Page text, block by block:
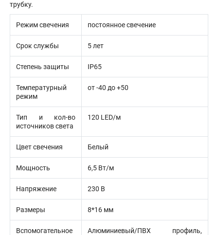
трубку.
Режим свечения постоянное свечение
Срок службы 5 лет
Степень защиты IP65
Температурный
режим
от -40 до +50
Тип и кол-во
источников света
120 LED/м
Цвет свечения Белый
Мощность 6,5 Вт/м
Напряжение 230 В
Размеры 8*16 мм
Вспомогательное
Алюминиевый/ПВХ профиль,